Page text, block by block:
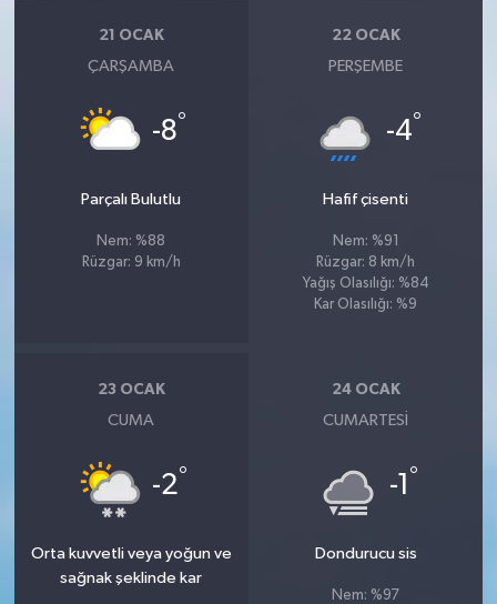
21 OCAK
ÇARŞAMBA
-8°
Parçalı Bulutlu
Nem: %88
Rüzgar: 9 km/h
22 OCAK
PERŞEMBE
-4°
Hafif çisenti
Nem: %91
Rüzgar: 8 km/h
Yağış Olasılığı: %84
Kar Olasılığı: %9
23 OCAK
CUMA
-2°
Orta kuvvetli veya yoğun ve
sağnak şeklinde kar
24 OCAK
CUMARTESI
-1 °
Dondurucu sis
Nem: %97